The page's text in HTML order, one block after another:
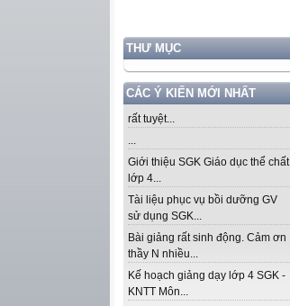
THƯ MỤC
CÁC Ý KIẾN MỚI NHẤT
rất tuyệt...
...
Giới thiệu SGK Giáo dục thể chất
lớp 4...
Tài liệu phục vụ bồi dưỡng GV
sử dụng SGK...
Bài giảng rất sinh động. Cảm ơn
thầy N nhiều...
Kế hoạch giảng dạy lớp 4 SGK -
KNTT Môn...